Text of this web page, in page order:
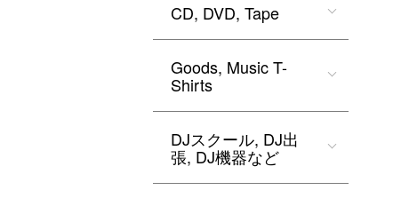
CD, DVD, Tape
Goods, Music T-
Shirts
DJスクール, DJ出
張, DJ機器など